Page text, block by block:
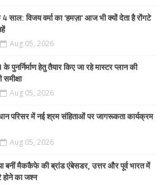
4 साल: विजय वर्मा का 'हमज़ा' आज भी क्यों देता है रोंगटे
Aug 05, 2026
पुनर्निर्माण हेतु तैयार किए जा रहे मास्टर प्लान की
Aug 05, 2026
परिसर में नई श्रम संहिताओं पर जागरूकता कार्यक्रम
Aug 05, 2026
बनीं मैककैफे की ब्रांड एंबेसडर, उत्तर और पूर्व भारत में
का जश्न